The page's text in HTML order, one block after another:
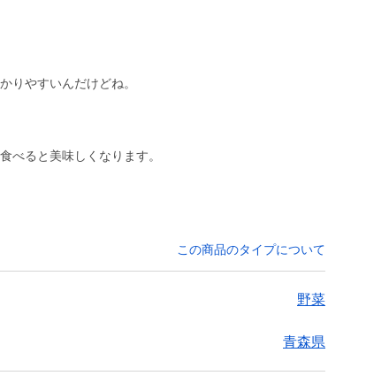
りやすいんだけどね。
べると美味しくなります。
この商品のタイプについて
野菜
青森県